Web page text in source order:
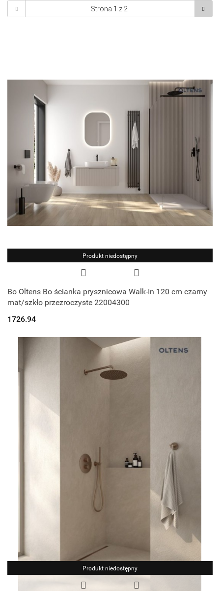
Produkt niedostępny
Bo Oltens Bo ścianka prysznicowa Walk-In 120 cm czarny
mat/szkło przezroczyste 22004300
1726.94
Produkt niedostępny